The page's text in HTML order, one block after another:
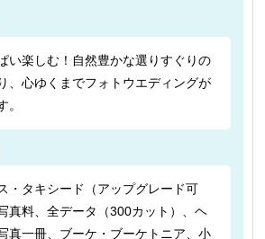
い楽しむ！自然豊かな選りすぐりの
、心ゆくまでフォトウエディングが
。
・タキシード（アップグレード可
真料、全データ（300カット）、ヘ
真一冊、ブーケ・ブーケトニア、小